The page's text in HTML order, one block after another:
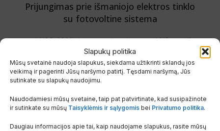
Slapukų politika
Mūsų svetainė naudoja slapukus, siekdama užtikrinti sklandų jos
veikimą ir pagerinti Jūsų naršymo patirtį. Tęsdami naršymą, Jūs
sutinkate su slapukų naudojimu.
Naudodamiesi mūsų svetaine, taip pat patvirtinate, kad susipažinote
ir sutinkate su mūsų Taisyklėmis ir sąlygomis bei Privatumo politika.
Daugiau informacijos apie tai, kaip naudojame slapukus, rasite mūsų
Prijungimas prie išmaniojo elektros tinklo
su fotovoltine sistema
„airH2O 400“ sistemą galima integruoti į išmanųjį
elektros tinklą ir taip sumažinti
eksploatavimo sąnaudas bei pasiekti anglies
dioksido emisijos mažinimo tikslus. Be to,
pasitelkiant atsinaujinančius išteklius.
Kad maksimaliai išnaudotumėte šilumos siurblio
sistemos potencialą, prijunkite prie